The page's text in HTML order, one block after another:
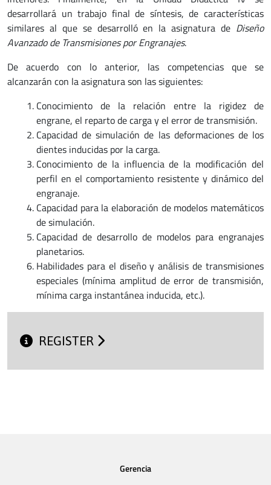
desarrollará un trabajo final de síntesis, de características
similares al que se desarrolló en la asignatura de Diseño
Avanzado de Transmisiones por Engranajes.
De acuerdo con lo anterior, las competencias que se
alcanzarán con la asignatura son las siguientes:
Conocimiento de la relación entre la rigidez de
engrane, el reparto de carga y el error de transmisión.
Capacidad de simulación de las deformaciones de los
dientes inducidas por la carga.
Conocimiento de la influencia de la modificación del
perfil en el comportamiento resistente y dinámico del
engranaje.
Capacidad para la elaboración de modelos matemáticos
de simulación.
Capacidad de desarrollo de modelos para engranajes
planetarios.
Habilidades para el diseño y análisis de transmisiones
especiales (mínima amplitud de error de transmisión,
mínima carga instantánea inducida, etc.).
REGISTER
Gerencia